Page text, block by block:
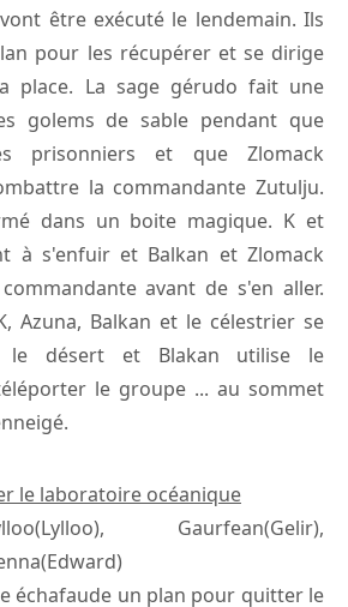
être exécuté le lendemain. Ils
pour les récupérer et se dirige
place. La sage gérudo fait une
golems de sable pendant que
prisonniers et que Zlomack
la commandante Zutulju.
dans un boite magique. K et
à s'enfuir et Balkan et Zlomack
avant de s'en aller.
Azuna, Balkan et le célestrier se
le désert et Blakan utilise le
le groupe ... au sommet
le laboratoire océanique
Gaurfean(Gelir),
échafaude un plan pour quitter le